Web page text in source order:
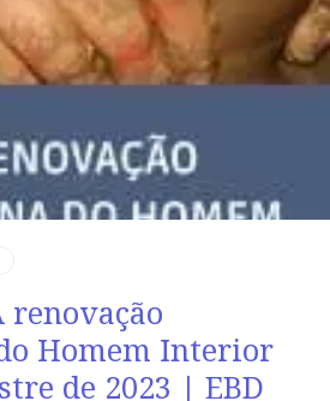
LEITURA DIÁRIA
10 Ministrando as Boas-Novas no
salvaçãoTerça
renovação
Homem Interior
de 2023 | EBD